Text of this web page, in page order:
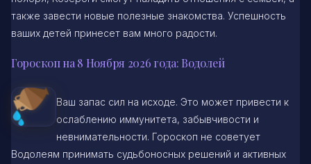
также завести новые полезные знакомства. Успешность
ваших детей принесет вам много радости.
Гороскоп на 8 Ноября 2026 года: Водолей
Ваш запас сил на исходе. Это может привести к
ослаблению иммунитета, забывчивости и
невнимательности. Гороскоп не советует
Водолеям принимать судьбоносных решений и активных